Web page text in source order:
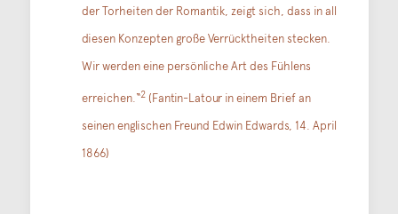
der Torheiten der Romantik, zeigt sich, dass in all
diesen Konzepten große Verrücktheiten stecken.
Wir werden eine persönliche Art des Fühlens
erreichen.“2(Fantin-Latour in einem Brief an
seinen englischen Freund Edwin Edwards, 14. April
1866)